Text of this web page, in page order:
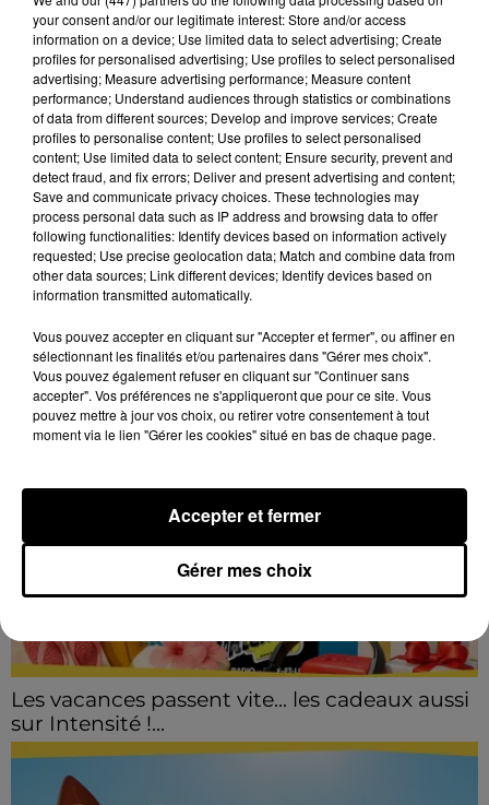
TEMPER CITY
Self Aware
BLEU SOLEIL
Soleil Bleu
TOUS LES JEUX Voir plus
Les vacances passent vite... les cadeaux aussi
sur Intensité !...
your consent and/or our legitimate interest: Store and/or access
information on a device; Use limited data to select advertising; Create
profiles for personalised advertising; Use profiles to select personalised
advertising; Measure advertising performance; Measure content
performance; Understand audiences through statistics or combinations
of data from different sources; Develop and improve services; Create
profiles to personalise content; Use profiles to select personalised
content; Use limited data to select content; Ensure security, prevent and
detect fraud, and fix errors; Deliver and present advertising and content;
Save and communicate privacy choices. These technologies may
process personal data such as IP address and browsing data to offer
following functionalities: Identify devices based on information actively
requested; Use precise geolocation data; Match and combine data from
other data sources; Link different devices; Identify devices based on
information transmitted automatically.
Vous pouvez accepter en cliquant sur "Accepter et fermer", ou affiner en
sélectionnant les finalités et/ou partenaires dans "Gérer mes choix".
Vous pouvez également refuser en cliquant sur "Continuer sans
accepter". Vos préférences ne s'appliqueront que pour ce site. Vous
pouvez mettre à jour vos choix, ou retirer votre consentement à tout
moment via le lien "Gérer les cookies" situé en bas de chaque page.
Gérer mes choix
Accepter et fermer